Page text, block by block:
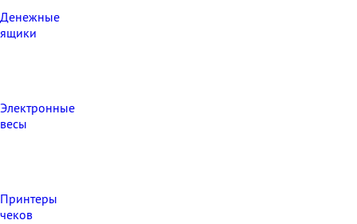
Денежные
ящики
Электронные
весы
Принтеры
чеков